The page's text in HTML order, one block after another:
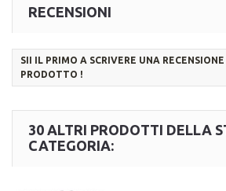
RECENSIONI
SII IL PRIMO A SCRIVERE UNA
PRODOTTO !
30 ALTRI PRODOTTI DELLA
CATEGORIA: